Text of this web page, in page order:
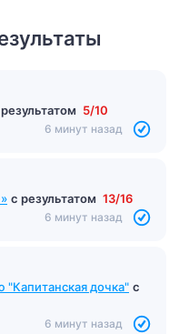
5/10
6 минут назад
с результатом 13/16
6 минут назад
"Капитанская дочка" с
6 минут назад